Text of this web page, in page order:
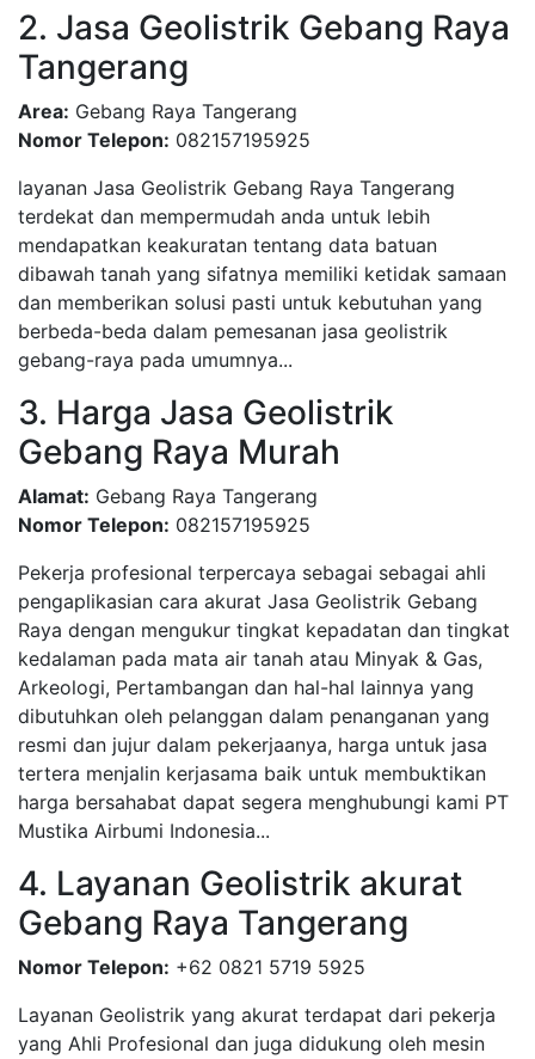
2. Jasa Geolistrik Gebang Raya
Tangerang
Area: Gebang Raya Tangerang
Nomor Telepon: 082157195925
layanan Jasa Geolistrik Gebang Raya Tangerang
terdekat dan mempermudah anda untuk lebih
mendapatkan keakuratan tentang data batuan
dibawah tanah yang sifatnya memiliki ketidak samaan
dan memberikan solusi pasti untuk kebutuhan yang
berbeda-beda dalam pemesanan jasa geolistrik
gebang-raya pada umumnya...
3. Harga Jasa Geolistrik
Gebang Raya Murah
Alamat: Gebang Raya Tangerang
Nomor Telepon: 082157195925
Pekerja profesional terpercaya sebagai sebagai ahli
pengaplikasian cara akurat Jasa Geolistrik Gebang
Raya dengan mengukur tingkat kepadatan dan tingkat
kedalaman pada mata air tanah atau Minyak & Gas,
Arkeologi, Pertambangan dan hal-hal lainnya yang
dibutuhkan oleh pelanggan dalam penanganan yang
resmi dan jujur dalam pekerjaanya, harga untuk jasa
tertera menjalin kerjasama baik untuk membuktikan
harga bersahabat dapat segera menghubungi kami PT
Mustika Airbumi Indonesia...
4. Layanan Geolistrik akurat
Gebang Raya Tangerang
Nomor Telepon: +62 0821 5719 5925
Layanan Geolistrik yang akurat terdapat dari pekerja
yang Ahli Profesional dan juga didukung oleh mesin